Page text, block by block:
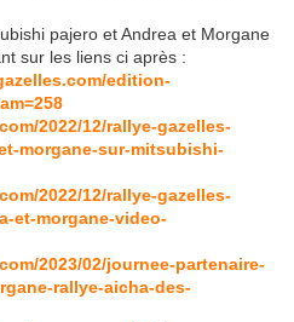
pajero et Andrea et Morgane
sur les liens ci après :
edition-
2022/12/rallye-gazelles-
morgane-sur-mitsubishi-
2022/12/rallye-gazelles-
et-morgane-video-
2023/02/journee-partenaire-
rallye-aicha-des-